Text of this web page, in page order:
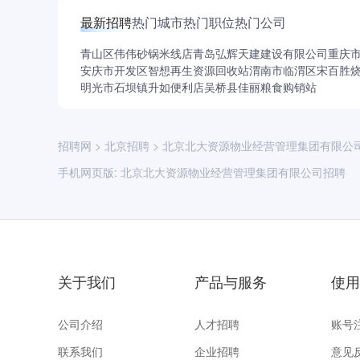
最新招聘热门城市热门职位热门公司
青山区伟伟砂锅米线店青岛弘辉天建建设有限公司重庆
安庆市开发区智想再生资源回收站渭南市临渭区宋百胜
明光市石坝镇升如便利店吴桥县佳丽粮食购销站
招聘网 > 北京招聘 > 北京北大资源物业经营管理集团有限公
手机网页版: 北京北大资源物业经营管理集团有限公司招聘
关于我们
公司介绍
联系我们
产品与服务
人才招聘
企业招聘
使
账号
意见